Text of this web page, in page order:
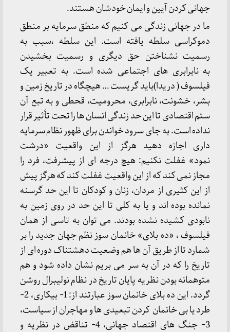
جهانی کردن آیین و ایمان خودشان هستند.
ما در جهانی زندگی می کنیم که منطق سرمایه بر منطق
دموکراسی سلطه یافته است. این سلطه ،سبب به
رسمیت نشناختن حق دیگری و رسمیت بخشیدن
به نابرابری های اجتماعی شده است. به تعبیر یک
فیلسوف ( دریدا)باید گریست … هیچگاه در تاریخ زمین و
بشر، خشونت، نابرابری، محرومیت، قحطی و به تبع آن
ستم اقتصادی تا این حد زندگی انسان ها را تحت تأثیر قرار
نداده است. به جای سرود خواندن برای ظهور نظام سرمایه
داری اجازه دهید هرگز از این واقعیت «درشت
نمود» غفلت نکنیم: هیچ درجه ای از پیشرفت، فرد را
مجاز نمی کند که از این واقعیت غفلت کند که هرگز پیش
از این کثیری از مردان، زنان و کودکان تا این حد گرسنه
نمانده بوده اند و یا به کلی تا این حد در روی زمین به
نابودی کشیده نشده بودند. می توان به تاسی از همان
فیلسوف ، «ده بلای» خانمان سوز نظم جهان جدید را بر
شمارد تا از طریق آن ها هم وضعیت دهشتناک دوره ای از
تاریخ را که در آن به سر می بریم نشان داده شود و هم
متوهمانه بودن نظریه پایان تاریخ در نظام نولیبرال روشن
گردد. این ده بلای خانمان سوز عبارتند از: 1- بیکاری، 2-
طرد یا بی خانمان کردن تبعیدی ها و مهاجران از سیاست،
3- جنگ های اقتصاد جهانی، 4- تناقض در نظریه و